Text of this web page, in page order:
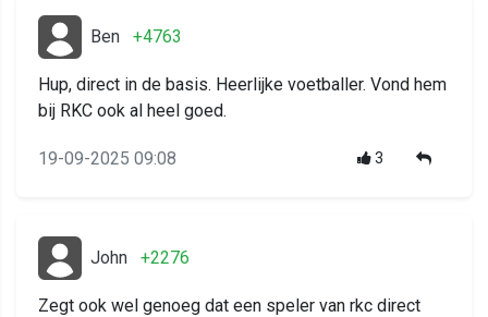
Ben +4763
Hup, direct in de basis. Heerlijke voetballer. Vond hem
bij RKC ook al heel goed.
19-09-2025 09:08 3
John +2276
Zegt ook wel genoeg dat een speler van rkc direct